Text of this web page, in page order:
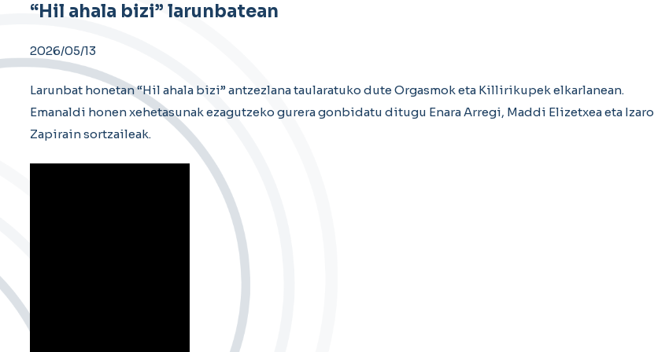
“Hil ahala bizi” larunbatean
2026/05/13
Larunbat honetan “Hil ahala bizi” antzezlana taularatuko dute Orgasmok eta Killirikupek elkarlanean.
Emanaldi honen xehetasunak ezagutzeko gurera gonbidatu ditugu Enara Arregi, Maddi Elizetxea eta Izaro
Zapirain sortzaileak.